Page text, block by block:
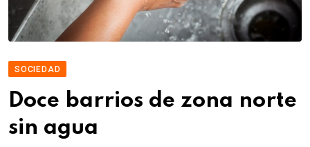
SOCIEDAD
Doce barrios de zona norte
sin agua